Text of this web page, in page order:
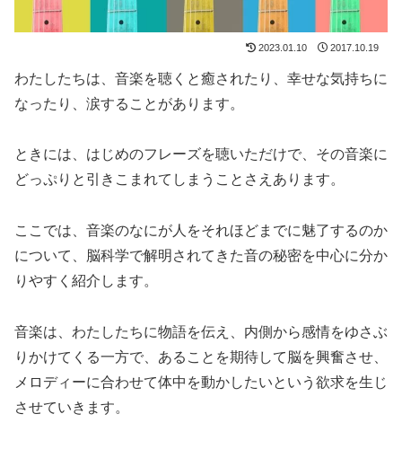
2023.01.10 2017.10.19
わたしたちは、音楽を聴くと癒されたり、幸せな気持ちに
なったり、涙することがあります。
ときには、はじめのフレーズを聴いただけで、その音楽に
どっぷりと引きこまれてしまうことさえあります。
ここでは、音楽のなにが人をそれほどまでに魅了するのか
について、脳科学で解明されてきた音の秘密を中心に分か
りやすく紹介します。
音楽は、わたしたちに物語を伝え、内側から感情をゆさぶ
りかけてくる一方で、あることを期待して脳を興奮させ、
メロディーに合わせて体中を動かしたいという欲求を生じ
させていきます。